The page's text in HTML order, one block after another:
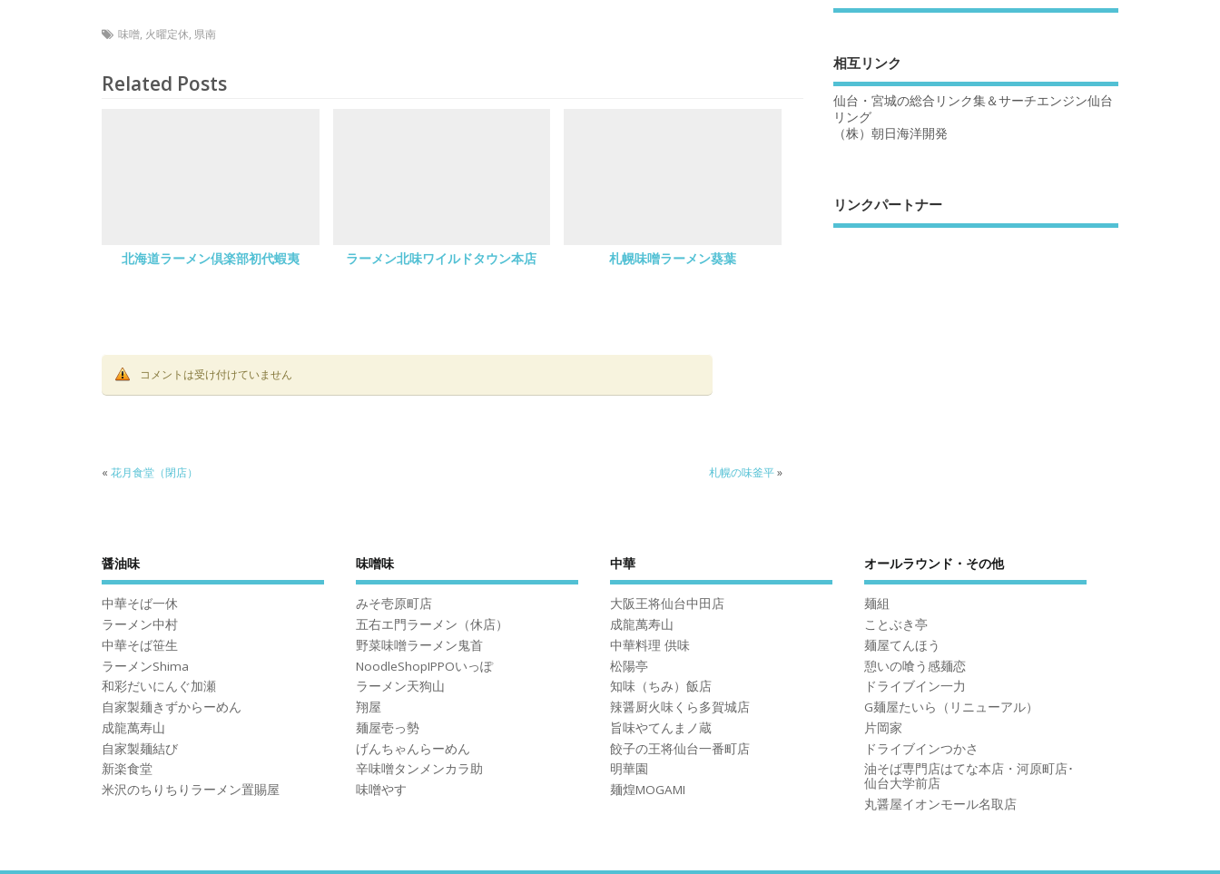
味噌, 火曜定休, 県南
Related Posts
北海道ラーメン倶楽部初代蝦夷 ラーメン北味ワイルドタウン本店 札幌味噌ラーメン葵葉
コメントは受け付けていません
« 花月食堂（閉店） 札幌の味釜平»
相互リンク
仙台・宮城の総合リンク集＆サーチエンジン仙台
リング
（株）朝日海洋開発
リンクパートナー
醤油味
中華そば一休
ラーメン中村
中華そば笹生
ラーメンShima
和彩だいにんぐ加瀬
自家製麺きずからーめん
成龍萬寿山
自家製麺結び
新楽食堂
米沢のちりちりラーメン置賜屋
味噌味
みそ壱原町店
五右エ門ラーメン（休店）
野菜味噌ラーメン鬼首
NoodleShopIPPOいっぽ
ラーメン天狗山
翔屋
麺屋壱っ勢
げんちゃんらーめん
辛味噌タンメンカラ助
味噌やす
中華
大阪王将仙台中田店
成龍萬寿山
中華料理 供味
松陽亭
知味（ちみ）飯店
辣醤厨火味くら多賀城店
旨味やてんまノ蔵
餃子の王将仙台一番町店
明華園
麺煌MOGAMI
オールラウンド・その他
麺組
ことぶき亭
麺屋てんほう
憩いの喰う感麺恋
ドライブイン一力
G麺屋たいら（リニューアル）
片岡家
ドライブインつかさ
油そば専門店はてな本店・河原町店･
仙台大学前店
丸醤屋イオンモール名取店